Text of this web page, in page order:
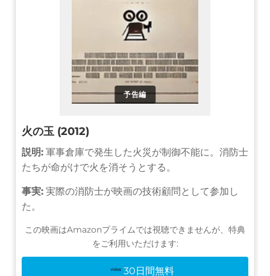
予告編
火の玉 (2012)
説明: 軍事倉庫で発生した火災が制御不能に。消防士
たちが命がけで火を消そうとする。
事実: 実際の消防士が映画の技術顧問として参加し
た。
この映画はAmazonプライムでは視聴できませんが、特典
をご利用いただけます:
30日間無料